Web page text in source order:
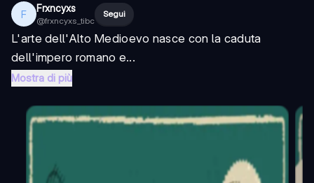
F Frxncyxs
@frxncyxs_tibc
Segui
L'arte dell'Alto Medioevo nasce con la caduta
dell'impero romano e...
Mostra di più